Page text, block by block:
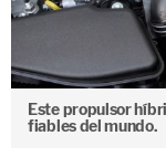
Este propulsor
fiables del mundo.